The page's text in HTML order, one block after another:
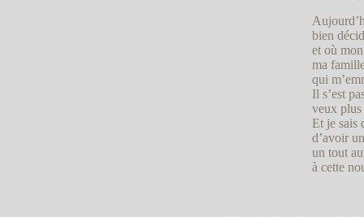
bien
et où
ma
qui
Il s’est
veux plus
Et je sais
d’avoir
un tout
à cette